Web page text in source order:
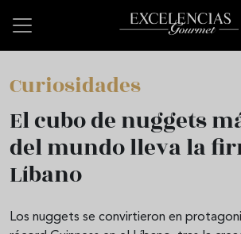
Curiosidades
El cubo de nuggets
del mundo lleva la
Líbano
Los nuggets se convirtieron en